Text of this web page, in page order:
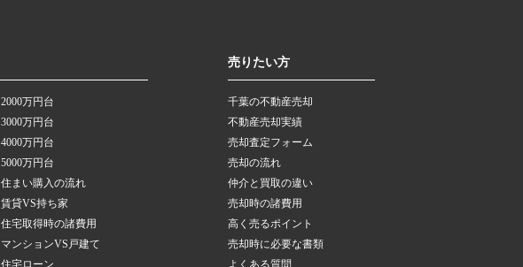
2000万円台
3000万円台
4000万円台
5000万円台
住まい購入の流れ
賃貸VS持ち家
住宅取得時の諸費用
マンションVS戸建て
住宅ローン
売りたい方
千葉の不動産売却
不動産売却実績
売却査定フォーム
売却の流れ
仲介と買取の違い
売却時の諸費用
高く売るポイント
売却時に必要な書類
よくある質問